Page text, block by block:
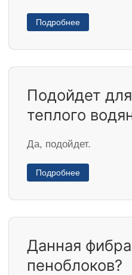
Подробнее
Подойдет
теплого
Да, подойдет.
Подробнее
Данная
пеноблоков?